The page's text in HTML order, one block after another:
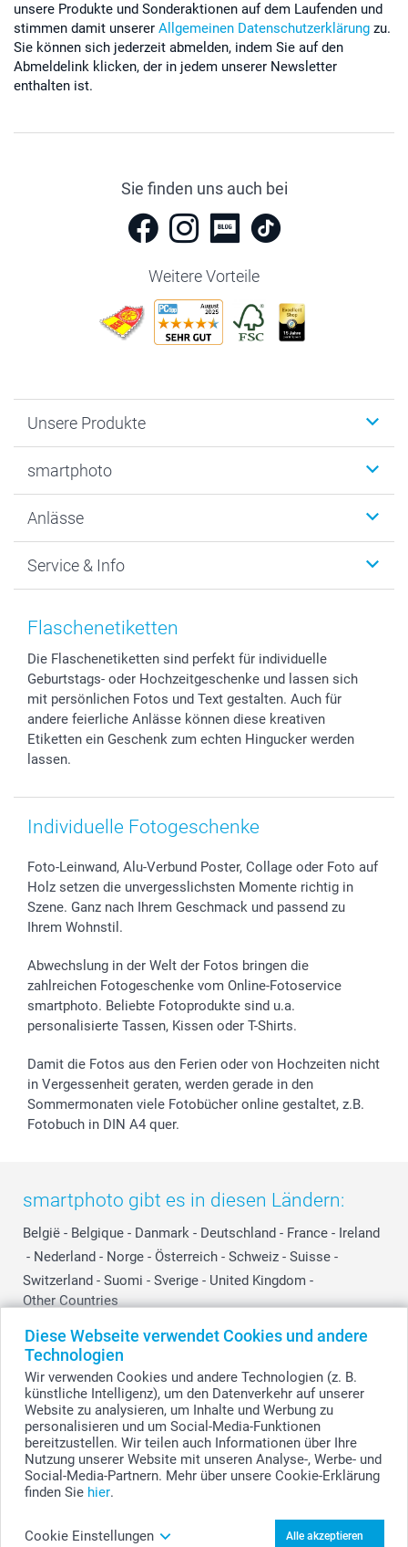
Diese Webseite verwendet Cookies und andere
Technologien
Wir verwenden Cookies und andere Technologien (z. B.
künstliche Intelligenz), um den Datenverkehr auf unserer
Website zu analysieren, um Inhalte und Werbung zu
personalisieren und um Social-Media-Funktionen
bereitzustellen. Wir teilen auch Informationen über Ihre
Nutzung unserer Website mit unseren Analyse-, Werbe- und
Social-Media-Partnern. Mehr über unsere Cookie-Erklärung
finden Sie hier.
Cookie Einstellungen Alle akzeptieren
unsere Produkte und Sonderaktionen auf dem Laufenden und
stimmen damit unserer Allgemeinen Datenschutzerklärung zu.
Sie können sich jederzeit abmelden, indem Sie auf den
Abmeldelink klicken, der in jedem unserer Newsletter
enthalten ist.
Sie finden uns auch bei
Weitere Vorteile
Unsere Produkte
Fotogeschenke
MyNameBook
Fotoabzüge, Fotos als Buch & Poster
Zubehör & Material
Sticker & Etiketten
Geschenk-Gutscheine (PDF)
smartphoto
Warum smartphoto
Datenschutz
AGB
Presse
Partnerprogramme
Investor Relations
B2B smartbusiness
Widerrufsrecht
Anlässe
Neujahr
Muttertag
Kommunion & Konfirmation
Hochzeit
Geburtstag
Geburt
Zu allen Anlässen
Service & Info
Preise und Versandkosten
48h Lieferung
Zahlungsmöglichkeiten
Anmelden /Registrieren
Sitemap
Status der Bestellung
smartbonus
Flaschenetiketten
Die Flaschenetiketten sind perfekt für individuelle
Geburtstags- oder Hochzeitgeschenke und lassen sich
mit persönlichen Fotos und Text gestalten. Auch für
andere feierliche Anlässe können diese kreativen
Etiketten ein Geschenk zum echten Hingucker werden
lassen.
Individuelle Fotogeschenke
Foto-Leinwand, Alu-Verbund Poster, Collage oder Foto auf
Holz setzen die unvergesslichsten Momente richtig in
Szene. Ganz nach Ihrem Geschmack und passend zu
Ihrem Wohnstil.
Abwechslung in der Welt der Fotos bringen die
zahlreichen Fotogeschenke vom Online-Fotoservice
smartphoto. Beliebte Fotoprodukte sind u.a.
personalisierte Tassen, Kissen oder T-Shirts.
Damit die Fotos aus den Ferien oder von Hochzeiten nicht
in Vergessenheit geraten, werden gerade in den
Sommermonaten viele Fotobücher online gestaltet, z.B.
Fotobuch in DIN A4 quer.
smartphoto gibt es in diesen Ländern:
België - Belgique - Danmark - Deutschland - France - Ireland
- Nederland - Norge - Österreich - Schweiz - Suisse -
Switzerland - Suomi - Sverige - United Kingdom -
Other Countries
© smartphoto Group. Alle Rechte vorbehalten.
Alle Preise verstehen sich in Schweizer Franken (CHF) inkl. MwSt. und zzgl.
Versandkosten.